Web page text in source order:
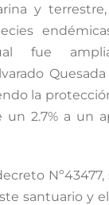
y
fue
la
un 2.7% a un
Nº43477,
santuario y